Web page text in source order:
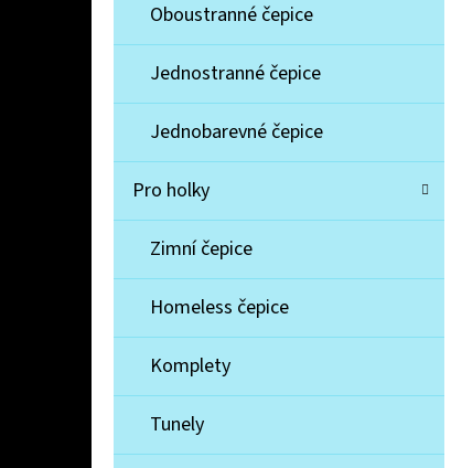
Oboustranné čepice
Jednostranné čepice
Jednobarevné čepice
Pro holky
Zimní čepice
Homeless čepice
Komplety
Tunely